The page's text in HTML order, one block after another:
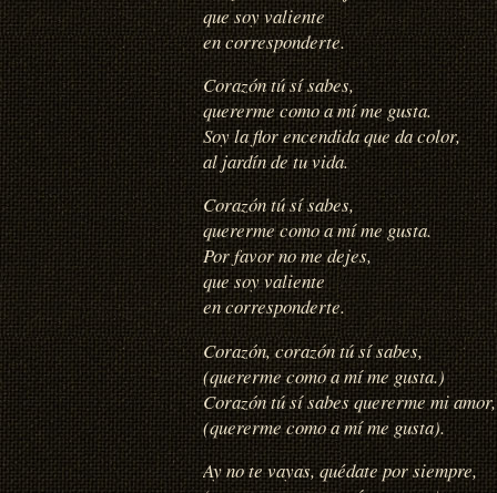
que soy valiente
en corresponderte.
Corazón tú sí sabes,
quererme como a mí me gusta.
Soy la flor encendida que da color,
al jardín de tu vida.
Corazón tú sí sabes,
quererme como a mí me gusta.
Por favor no me dejes,
que soy valiente
en corresponderte.
Corazón, corazón tú sí sabes,
(quererme como a mí me gusta.)
Corazón tú sí sabes quererme mi amor,
(quererme como a mí me gusta).
Ay no te vayas, quédate por siempre,